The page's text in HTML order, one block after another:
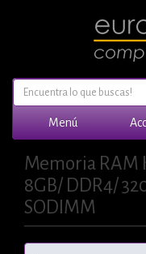
Menú
Memoria RAM
8GB/ DDR4/
SODIMM